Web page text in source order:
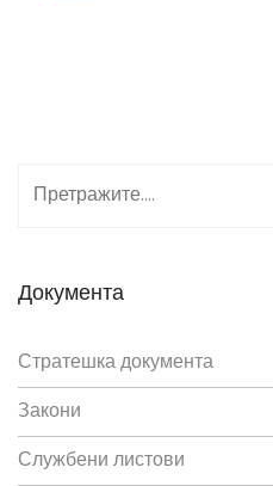
Документа
Стратешка документа
Закони
Службени листови